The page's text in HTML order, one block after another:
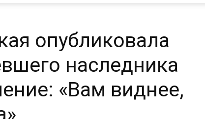
опубликовала
наследника
«Вам виднее,